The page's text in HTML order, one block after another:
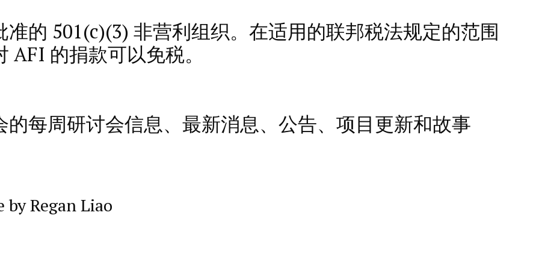
的 501(c)(3) 非营利组织。在适用的联邦税法规定的范围
的捐款可以免税。
每周研讨会信息、最新消息、公告、项目更新和故事
Regan Liao